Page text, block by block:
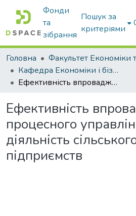
Фонди
та
зібрання
Пошук за
критеріями
Головна
Кафедра Економіки і бізнесу
Ефективність впровадження процесного управління в діяльність сільськогосподарських підприємств
Ефективність
процесного
діяльність
підприємств